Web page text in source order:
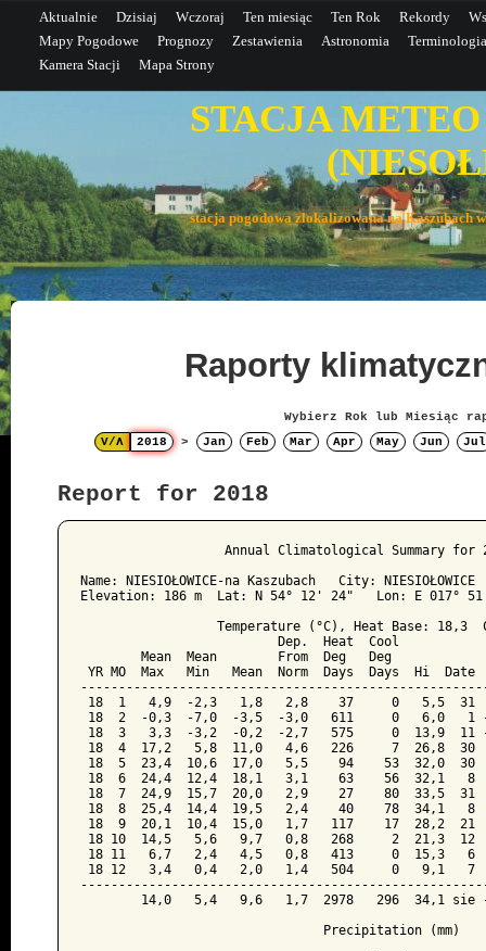
Aktualnie Dzisiaj Wczoraj Ten miesiąc Ten Rok Rekordy
Mapy Pogodowe
Prognozy Zestawienia Astronomia
Terminologia
Kamera Stacji
Mapa Strony
STACJA
stacja pogodowa zlokalizowana na
Raporty
Wybierz Rok lub Miesiąc
V/Λ
2018 > Jan Feb Mar Apr May Jun Jul
Report for 2018
Annual Climatological Summary for
Name: NIESIOŁOWICE-na Kaszubach   City:
Elevation: 186 m  Lat: N 54° 12' 24"   Lon: E 017°
Temperature (°C), Heat Base: 18,3
Dep.  Heat  Cool
Mean  Mean        From  Deg   Deg
YR MO  Max   Min   Mean  Norm  Days  Days  Hi
18  1   4,9  -2,3   1,8   2,8    37     0   5,5
18  2  -0,3  -7,0  -3,5  -3,0   611     0   6,0   1
18  3   3,3  -3,2  -0,2  -2,7   575     0  13,9
18  4  17,2   5,8  11,0   4,6   226     7  26,8
18  5  23,4  10,6  17,0   5,5    94    53  32,0
18  6  24,4  12,4  18,1   3,1    63    56  32,1
18  7  24,9  15,7  20,0   2,9    27    80  33,5
18  8  25,4  14,4  19,5   2,4    40    78  34,1
18  9  20,1  10,4  15,0   1,7   117    17  28,2
18 10  14,5   5,6   9,7   0,8   268     2  21,3
18 11   6,7   2,4   4,5   0,8   413     0  15,3
18 12   3,4   0,4   2,0   1,4   504     0   9,1
14,0   5,4   9,6   1,7  2978   296  34,1 sie
                                Precipitation (mm)